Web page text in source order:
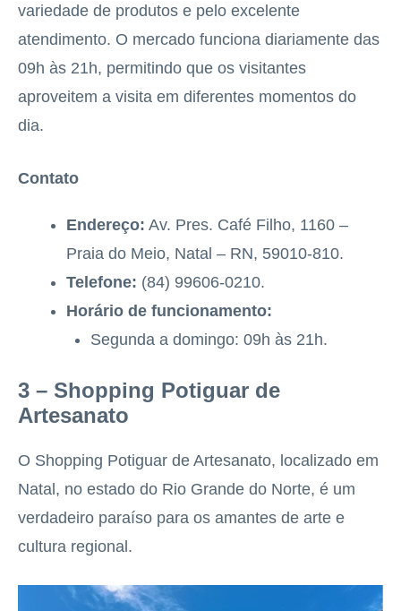
variedade de produtos e pelo excelente
atendimento. O mercado funciona diariamente das
09h às 21h, permitindo que os visitantes
aproveitem a visita em diferentes momentos do
dia.
Contato
Endereço: Av. Pres. Café Filho, 1160 –
Praia do Meio, Natal – RN, 59010-810.
Telefone: (84) 99606-0210.
Horário de funcionamento:
Segunda a domingo: 09h às 21h.
3 – Shopping Potiguar de
Artesanato
O Shopping Potiguar de Artesanato, localizado em
Natal, no estado do Rio Grande do Norte, é um
verdadeiro paraíso para os amantes de arte e
cultura regional.